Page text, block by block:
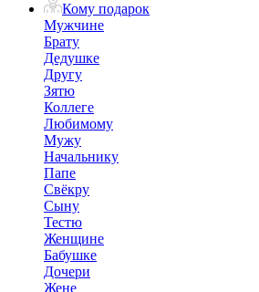
Кому подарок
Мужчине
Брату
Дедушке
Другу
Зятю
Коллеге
Любимому
Мужу
Начальнику
Папе
Свёкру
Сыну
Тестю
Женщине
Бабушке
Дочери
Жене